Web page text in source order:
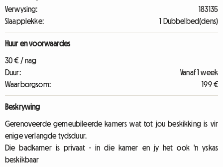
Verwysing:
183135
Slaapplekke:
1 Dubbelbed(dens)
Huur en voorwaardes
30 € / nag
Duur:
Vanaf 1 week
Waarborgsom:
199 €
Beskrywing
Gerenoveerde gemeubileerde kamers wat tot jou beskikking is vir
enige verlangde tydsduur.
Die badkamer is privaat - in die kamer en jy het ook 'n yskas
beskikbaar